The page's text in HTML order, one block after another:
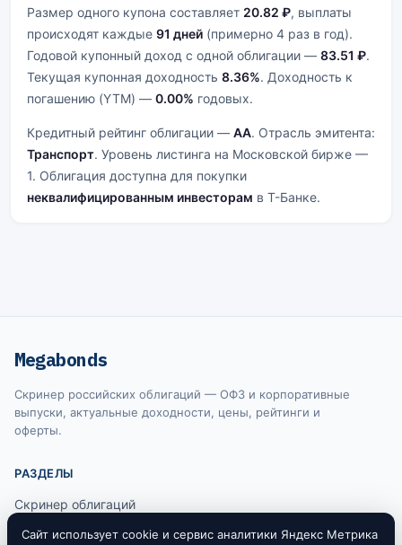
Размер одного купона составляет 20.82 ₽, выплаты
происходят каждые 91 дней (примерно 4 раз в год).
Годовой купонный доход с одной облигации — 83.51 ₽.
Текущая купонная доходность 8.36%. Доходность к
погашению (YTM) — 0.00% годовых.
Кредитный рейтинг облигации — AA. Отрасль эмитента:
Транспорт. Уровень листинга на Московской бирже —
1. Облигация доступна для покупки
неквалифицированным инвесторам в Т-Банке.
Megabonds
Скринер российских облигаций — ОФЗ и корпоративные
выпуски, актуальные доходности, цены, рейтинги и
оферты.
РАЗДЕЛЫ
Скринер облигаций
Ключевая ставка ЦБ
Сайт использует cookie и сервис аналитики Яндекс Метрика